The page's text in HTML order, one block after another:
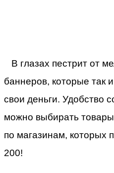
В глазах пестрит от
баннеров, которые так
свои деньги. Удобство
можно выбирать товары
по магазинам, которых
200!